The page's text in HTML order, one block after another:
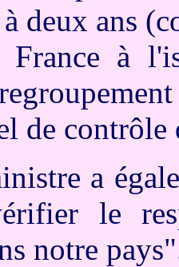
deux ans
France à
de
a
le
notre